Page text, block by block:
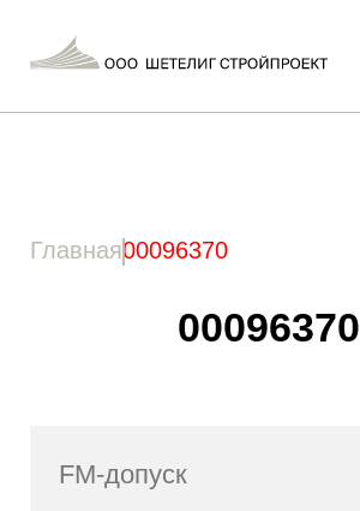
Главная00096370
00096370